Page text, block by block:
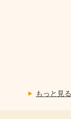
もっと見る